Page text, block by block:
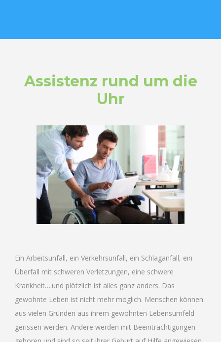
Assistenz rund um die
Uhr
Ein Arbeitsunfall, ein Verkehrsunfall, ein Schlaganfall, ein
Überfall mit schweren Verletzungen, eine schwere
Krankheit….und plötzlich ist alles ganz anders. Das
gewohnte Leben ist nicht mehr möglich. Menschen können
aus vielen Gründen aus ihrem gewohnten Lebensumfeld
gerissen werden. Andere werden mit Beeinträchtigungen